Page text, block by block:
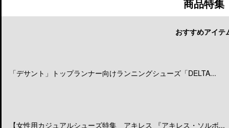
商品特集
おすすめアイテ
「デサント」トップランナー向けランニングシューズ「DELTA...
【女性用カジュアルシューズ特集 アキレス 『アキレス・ソルボ...